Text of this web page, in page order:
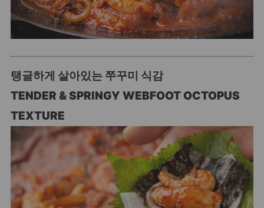
탱글하게 살아있는 쭈꾸미 식감
TENDER & SPRINGY WEBFOOT OCTOPUS
TEXTURE